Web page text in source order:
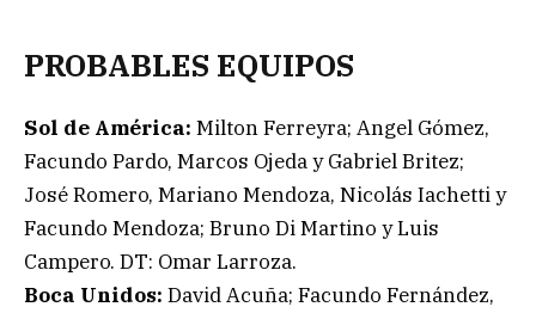
PROBABLES EQUIPOS
Sol de América: Milton Ferreyra; Angel Gómez,
Facundo Pardo, Marcos Ojeda y Gabriel Britez;
José Romero, Mariano Mendoza, Nicolás Iachetti y
Facundo Mendoza; Bruno Di Martino y Luis
Campero. DT: Omar Larroza.
Boca Unidos: David Acuña; Facundo Fernández,